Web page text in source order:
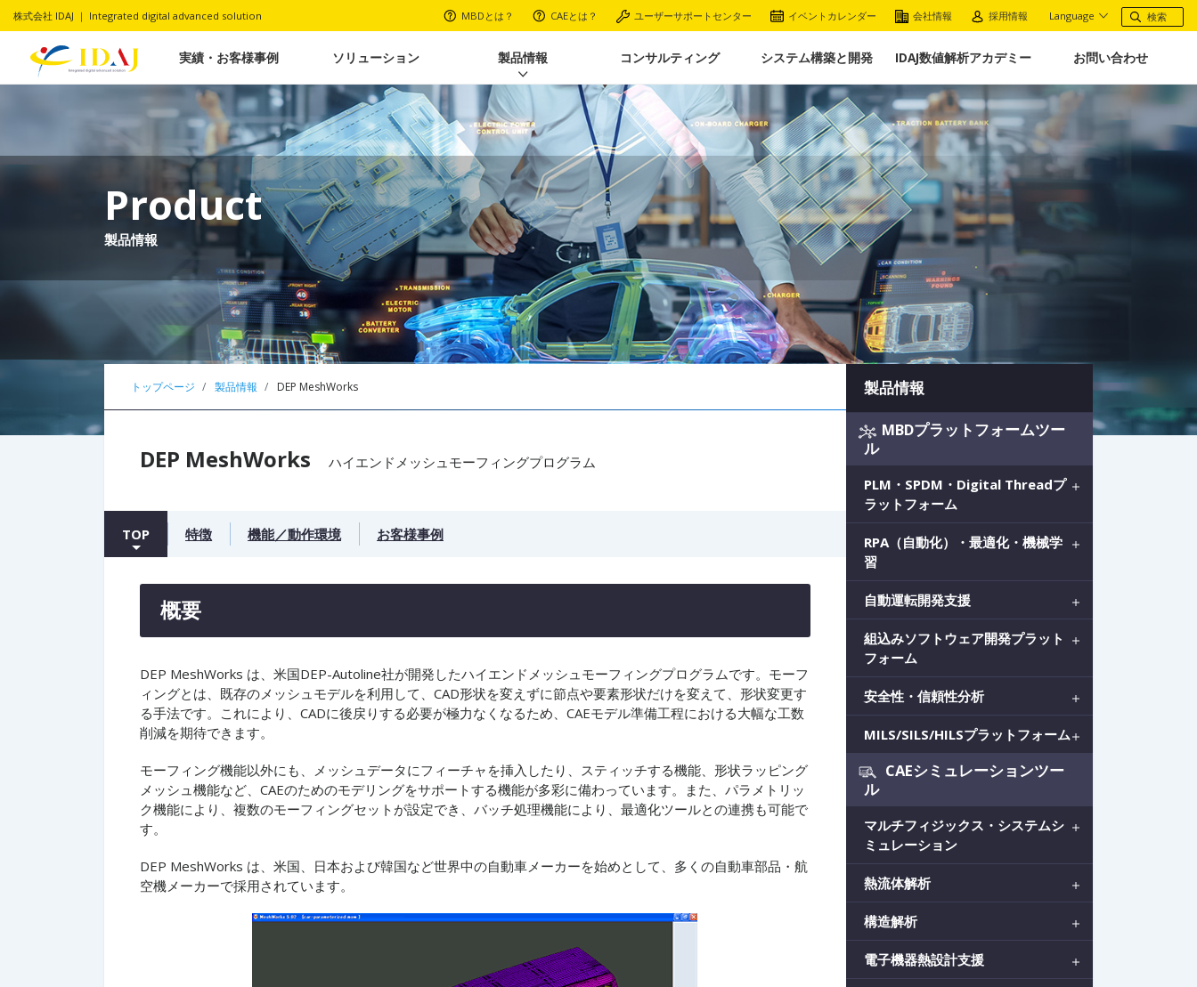
株式会社 IDAJ ｜ Integrated digital advanced solution MBDとは？ CAEとは？ ユーザーサポートセンター イベントカレンダー 会社情報 採用情報 Language
実績・お客様事例 ソリューション 製品情報 コンサルティング システム構築と開発 IDAJ数値解析アカデミー お問い合わせ
Product
製品情報
トップページ 製品情報 DEP MeshWorks
DEP MeshWorks ハイエンドメッシュモーフィングプログラム
TOP 特徴 機能／動作環境 お客様事例
概要
DEP MeshWorks は、米国DEP-Autoline社が開発したハイエンドメッシュモーフィングプログラムです。モーフ
ィングとは、既存のメッシュモデルを利用して、CAD形状を変えずに節点や要素形状だけを変えて、形状変更す
る手法です。これにより、CADに後戻りする必要が極力なくなるため、CAEモデル準備工程における大幅な工数
削減を期待できます。
モーフィング機能以外にも、メッシュデータにフィーチャを挿入したり、スティッチする機能、形状ラッピング
メッシュ機能など、CAEのためのモデリングをサポートする機能が多彩に備わっています。また、パラメトリッ
ク機能により、複数のモーフィングセットが設定でき、バッチ処理機能により、最適化ツールとの連携も可能で
す。
DEP MeshWorks は、米国、日本および韓国など世界中の自動車メーカーを始めとして、多くの自動車部品・航
空機メーカーで採用されています。
製品情報
MBDプラットフォームツー
ル
PLM・SPDM・Digital Threadプ
ラットフォーム
RPA（自動化）・最適化・機械学
習
自動運転開発支援
組込みソフトウェア開発プラット
フォーム
安全性・信頼性分析
MILS/SILS/HILSプラットフォーム
CAEシミュレーションツー
ル
マルチフィジックス・システムシ
ミュレーション
熱流体解析
構造解析
電子機器熱設計支援